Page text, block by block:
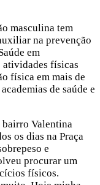
masculina tem
na prevenção
em
atividades físicas
física em mais de
de saúde e
bairro Valentina
os dias na Praça
e
procurar um
físicos.